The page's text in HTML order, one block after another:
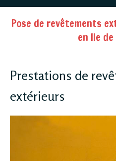
Pose de revêtements
en Ile
Prestations de
extérieurs